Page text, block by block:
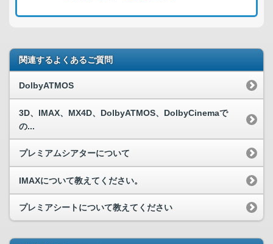
関連するよくあるご質問
DolbyATMOS
3D、IMAX、MX4D、DolbyATMOS、DolbyCinemaで
の...
プレミアムシアターについて
IMAXについて教えてください。
プレミアシートについて教えてください